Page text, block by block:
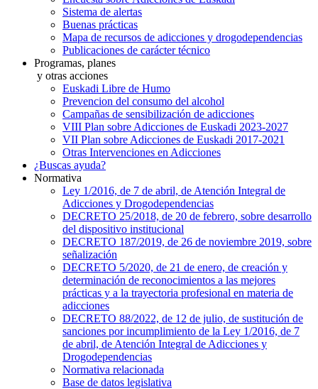
Sistema de alertas
Buenas prácticas
Mapa de recursos de adicciones y drogodependencias
Publicaciones de carácter técnico
Programas, planes
y otras acciones
Euskadi Libre de Humo
Prevencion del consumo del alcohol
Campañas de sensibilización de adicciones
VIII Plan sobre Adicciones de Euskadi 2023-2027
VII Plan sobre Adicciones de Euskadi 2017-2021
Otras Intervenciones en Adicciones
¿Buscas ayuda?
Normativa
Ley 1/2016, de 7 de abril, de Atención Integral de
Adicciones y Drogodependencias
DECRETO 25/2018, de 20 de febrero, sobre desarrollo
del dispositivo institucional
DECRETO 187/2019, de 26 de noviembre 2019, sobre
señalización
DECRETO 5/2020, de 21 de enero, de creación y
determinación de reconocimientos a las mejores
prácticas y a la trayectoria profesional en materia de
adicciones
DECRETO 88/2022, de 12 de julio, de sustitución de
sanciones por incumplimiento de la Ley 1/2016, de 7
de abril, de Atención Integral de Adicciones y
Drogodependencias
Normativa relacionada
Base de datos legislativa